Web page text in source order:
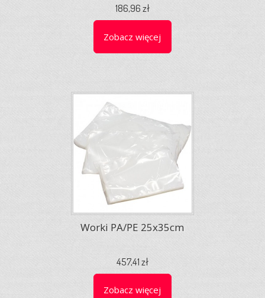
186,96 zł
Zobacz więcej
Worki PA/PE 25x35cm
457,41 zł
Zobacz więcej